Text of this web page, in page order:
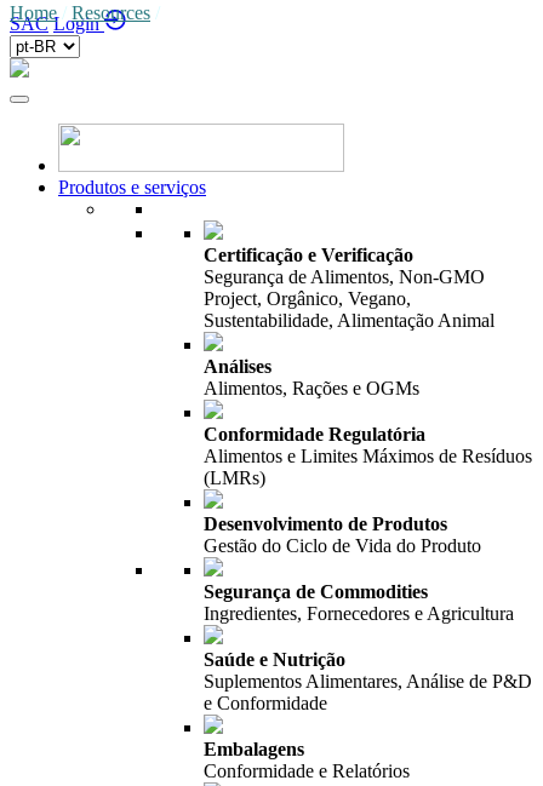
SAC Login
Produtos e serviços
Certificação e Verificação
Segurança de Alimentos, Non-GMO
Project, Orgânico, Vegano,
Sustentabilidade, Alimentação Animal
Análises
Alimentos, Rações e OGMs
Conformidade Regulatória
Alimentos e Limites Máximos de Resíduos
(LMRs)
Desenvolvimento de Produtos
Gestão do Ciclo de Vida do Produto
Segurança de Commodities
Ingredientes, Fornecedores e Agricultura
Saúde e Nutrição
Suplementos Alimentares, Análise de P&D
e Conformidade
Embalagens
Conformidade e Relatórios
Home/ Resources /